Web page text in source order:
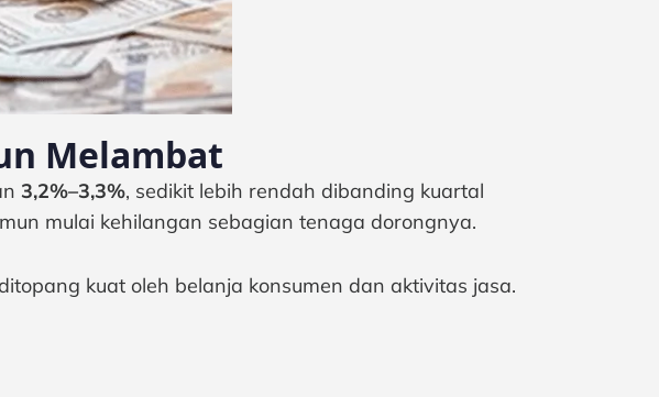
Melambat
3,2%–3,3%, sedikit lebih rendah dibanding kuartal
mulai kehilangan sebagian tenaga dorongnya.
kuat oleh belanja konsumen dan aktivitas jasa.